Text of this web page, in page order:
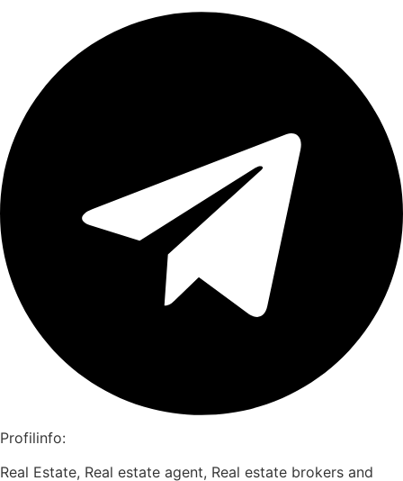
Profilinfo:
Real Estate, Real estate agent, Real estate brokers and